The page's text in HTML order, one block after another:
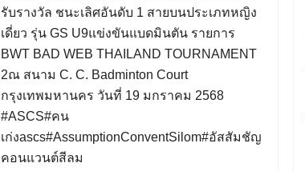
รับรางวัล ชนะเลิศอันดับ 1 สายบนประเภทหญิง
เดี่ยว รุ่น GS U9แข่งขันแบดมินตัน รายการ
BWT BAD WEB THAILAND TOURNAMENT
2ณ สนาม C. C. Badminton Court
กรุงเทพมหานคร วันที่ 19 มกราคม 2568
#ASCS#คน
เก่งascs#AssumptionConventSilom#อัสสัมชัญ
คอนแวนต์สีลม